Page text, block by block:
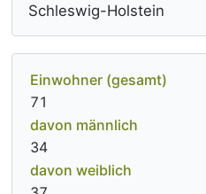
Schleswig-Holstein
Einwohner (gesamt)
71
davon männlich
34
davon weiblich